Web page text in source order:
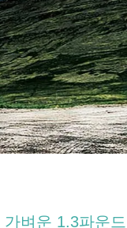
벼운 1.3파운드